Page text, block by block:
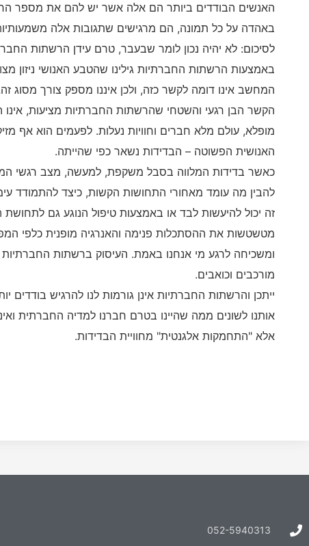
האנשים הבודדים ביותר הם אלה אשר יש להם את מספר
באהדה על כל תמונה, הם מרגישים שתגובות אלה
לסיכום: לא יהיה נכון לומר שבעבר, טרם עידן הרשתות
באמצעות הרשתות החברתיות גילינו שהטבע האנושי ניזון
המחשב אינו דומה לקשר כזה, ולכן איננו מספק צורך מסוג
הקשר הבן רגעי והשטחי שהרשתות החברתיות מציעות,
מופלא, עולם מלא חברים וחוויות נעלות. לפעמים הוא אף
האנושית הפשוטה – הבדידות נשאר כפי שהייתה.
כאשר בדידות המלווה בסבל משקפת, למעשה, מצב רגשי
להבין מה עומד מאחורי התחושות הקשות, כיצד להתמודד
זה יכול להיעשות לבד או באמצעות טיפול הנוגע גם
מטשטשות את ההסתכלות פנימה והאנרגיה מופנית כלפי
ומשכיחה לרגע מי אנחנו באמת. העיסוק ברשתות
מורכבים וכואבים.
ייתכן והרשתות החברתיות אינן גורמות לנו להרגיש בודדים
אותנו לשונים ממה שהיינו בטרם חברנו למדיה החברתית
אלא "התחמקות אלגנטית" מחוויית הבדידות.
052-5940313